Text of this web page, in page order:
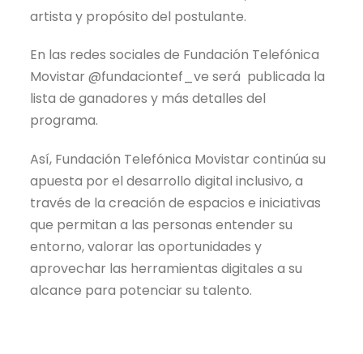
artista y propósito del postulante.
En las redes sociales de Fundación Telefónica
Movistar @fundaciontef_ve será publicada la
lista de ganadores y más detalles del
programa.
Así, Fundación Telefónica Movistar continúa su
apuesta por el desarrollo digital inclusivo, a
través de la creación de espacios e iniciativas
que permitan a las personas entender su
entorno, valorar las oportunidades y
aprovechar las herramientas digitales a su
alcance para potenciar su talento.